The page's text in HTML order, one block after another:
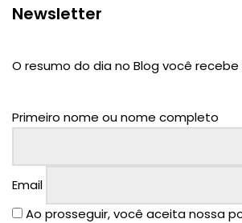
Newsletter
O resumo do dia no Blog você
Primeiro nome ou nome completo
Email
Ao prosseguir, você aceita nossa